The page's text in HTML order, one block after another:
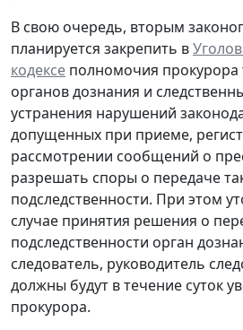
В свою очередь, вторым
планируется закрепить в
кодексе полномочия прокурора
органов дознания и
устранения нарушений
допущенных при приеме,
рассмотрении сообщений о
разрешать споры о передаче
подследственности. При этом
случае принятия решения о
подследственности орган
следователь, руководитель
должны будут в течение суток
прокурора.